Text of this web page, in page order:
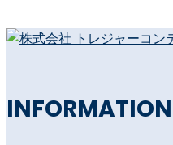
INFORMATION